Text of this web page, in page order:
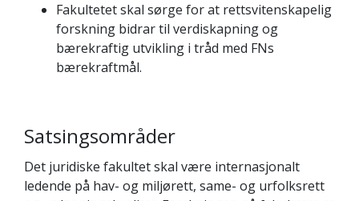
Fakultetet skal sørge for at rettsvitenskapelig
forskning bidrar til verdiskapning og
bærekraftig utvikling i tråd med FNs
bærekraftmål.
Satsingsområder
Det juridiske fakultet skal være internasjonalt
ledende på hav- og miljørett, same- og urfolksrett